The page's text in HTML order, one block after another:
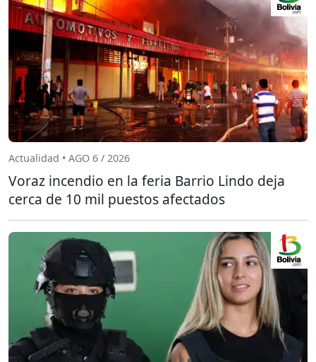
Actualidad • AGO 6 / 2026
Voraz incendio en la feria Barrio Lindo deja
cerca de 10 mil puestos afectados